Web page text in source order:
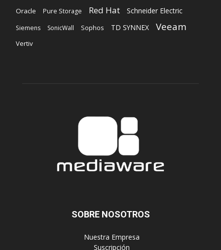
Oracle Pure Storage Red Hat Schneider Electric
Siemens SonicWall Sophos TD SYNNEX Veeam
Vertiv
SOBRE NOSOTROS
‎ Nuestra Empresa
‎ Suscripción